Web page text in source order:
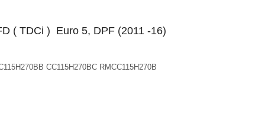
( TDCi ) Euro 5, DPF (2011 -16)
CC115H270BC RMCC115H270B